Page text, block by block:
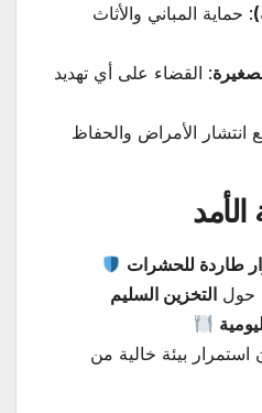
: حماية المباني والأثاث
: القضاء على أي تهديد
انتشار الأمراض والحفاظ
الأمد
طاردة للحشرات
حول التخزين السليم
استمرار بيئة خالية من